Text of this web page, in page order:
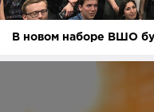
В новом наборе ВШО